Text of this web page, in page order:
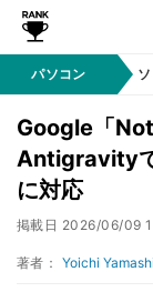
パソコン
AI PC 周辺機器
Google「
Antigravity
に対応
掲載日 2026/06/09
著者： Yoichi